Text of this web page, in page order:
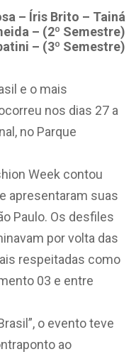
– Íris Brito – Tainá
– (2º Semestre)
– (3º Semestre)
e o mais
nos dias 27 a
no Parque
Week contou
apresentaram suas
Paulo. Os desfiles
por volta das
respeitadas como
03 e entre
o evento teve
ao